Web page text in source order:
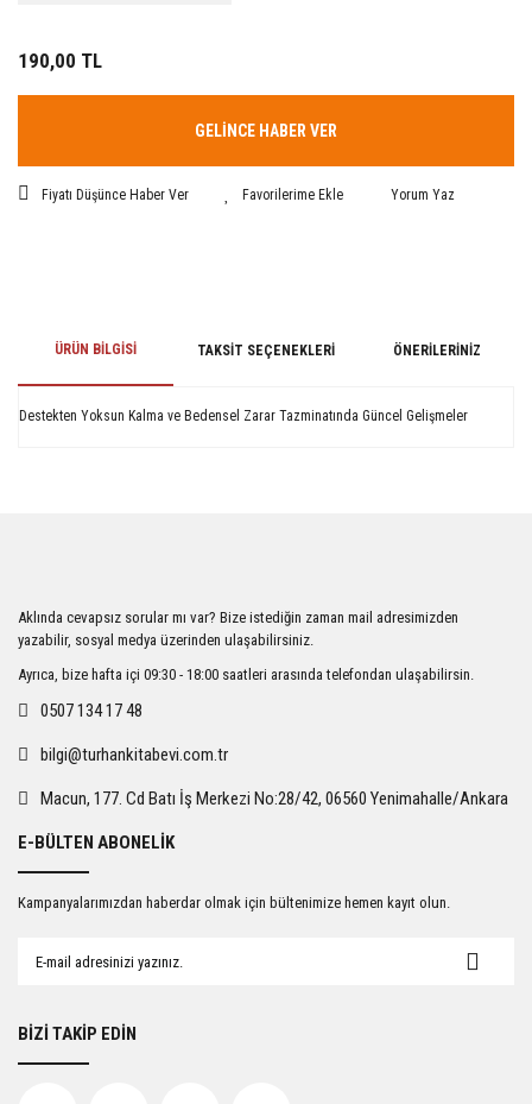
190,00 TL
GELİNCE HABER VER
Fiyatı Düşünce Haber Ver Yorum Yaz
ÜRÜN BILGISI TAKSIT SEÇENEKLERI ÖNERILERINIZ
Destekten Yoksun Kalma ve Bedensel Zarar Tazminatında Güncel Gelişmeler
Ürün açıklamasında eksik bilgiler bulunuyor.
Ürün bilgilerinde hatalar bulunuyor.
Ürün fiyatı diğer sitelerden daha pahalı.
Gönder
Aklında cevapsız sorular mı var? Bize istediğin zaman mail adresimizden
yazabilir, sosyal medya üzerinden ulaşabilirsiniz.
Ayrıca, bize hafta içi 09:30 - 18:00 saatleri arasında telefondan ulaşabilirsin.
0507 134 17 48
bilgi@turhankitabevi.com.tr
Macun, 177. Cd Batı İş Merkezi No:28/42, 06560 Yenimahalle/Ankara
E-BÜLTEN ABONELİK
Kampanyalarımızdan haberdar olmak için bültenimize hemen kayıt olun.
BİZİ TAKİP EDİN